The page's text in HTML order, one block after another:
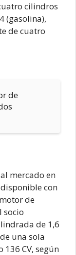
cilindros
(gasolina),
de cuatro
de
mercado en
con
de
socio
de 1,6
una sola
CV, según